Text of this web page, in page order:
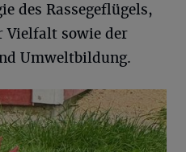
des Rassegeflügels,
Vielfalt sowie der
Umweltbildung.